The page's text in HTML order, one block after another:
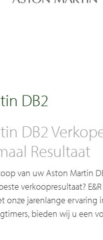
DB2
DB2
Resultaat
van uw Aston Martin
verkoopresultaat?
onze jarenlange
bieden wij u een